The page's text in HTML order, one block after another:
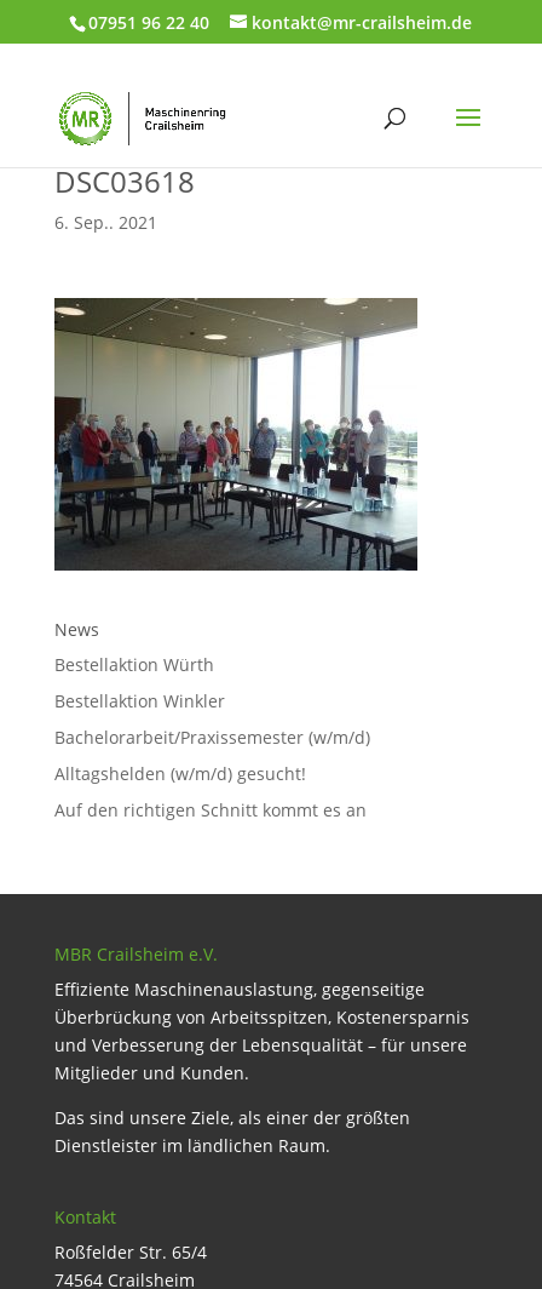
07951 96 22 40 kontakt@mr-crailsheim.de
DSC03618
6. Sep.. 2021
News
Bestellaktion Würth
Bestellaktion Winkler
Bachelorarbeit/Praxissemester (w/m/d)
Alltagshelden (w/m/d) gesucht!
Auf den richtigen Schnitt kommt es an
MBR Crailsheim e.V.
Effiziente Maschinenauslastung, gegenseitige
Überbrückung von Arbeitsspitzen, Kostenersparnis
und Verbesserung der Lebensqualität – für unsere
Mitglieder und Kunden.
Das sind unsere Ziele, als einer der größten
Dienstleister im ländlichen Raum.
Kontakt
Roßfelder Str. 65/4
74564 Crailsheim